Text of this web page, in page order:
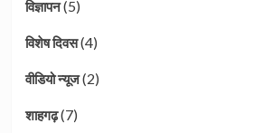
विज्ञापन(5)
विशेष दिवस(4)
वीडियो न्यूज(2)
शाहगढ़(7)